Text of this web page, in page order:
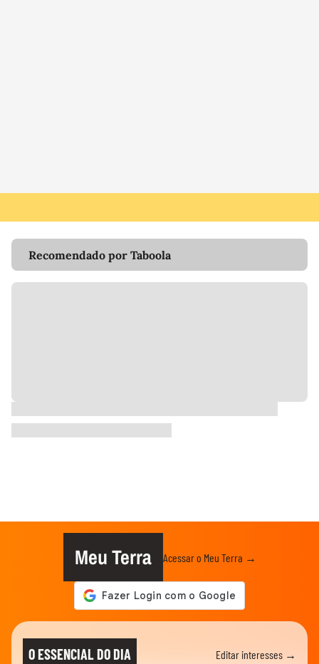
Recomendado por Taboola
Meu Terra Acessar o Meu Terra →
O ESSENCIAL DO DIA Editar interesses →